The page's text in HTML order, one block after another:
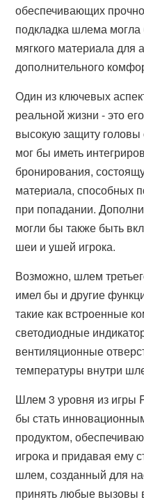
обеспечивающих
подкладка шлема
мягкого материала для
дополнительного
Один из ключевых
реальной жизни - это
высокую защиту
мог бы иметь
бронирования,
материала, способных
при попадании.
могли бы также быть
шеи и ушей игрока.
Возможно, шлем
имел бы и другие
такие как встроенные
светодиодные
вентиляционные
температуры внутри
Шлем 3 уровня из игры
бы стать
продуктом,
игрока и придавая ему
шлем, созданный для
принять любые вызовы